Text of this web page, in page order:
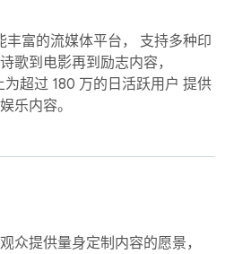
丰富的流媒体平台， 支持多种印
歌到电影再到励志内容，
为超过 180 万的日活跃用户 提供
乐内容。
众提供量身定制内容的愿景，